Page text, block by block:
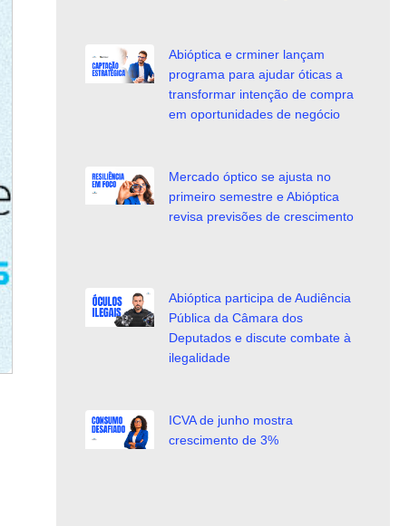
Abióptica e crminer lançam
programa para ajudar óticas a
transformar intenção de compra
em oportunidades de negócio
Mercado óptico se ajusta no
primeiro semestre e Abióptica
revisa previsões de crescimento
Abióptica participa de Audiência
Pública da Câmara dos
Deputados e discute combate à
ilegalidade
ICVA de junho mostra
crescimento de 3%